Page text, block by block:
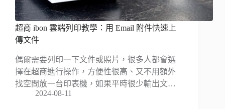
超商 ibon 雲端列印教學：用 Email 附件快速上
傳文件
偶爾需要列印一下文件或照片，很多人都會選
擇在超商進行操作，方便性很高、又不用額外
找空間放一台印表機，如果平時很少輸出文…
2024-08-11